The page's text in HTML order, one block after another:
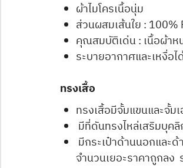
ผ้าไมโครเนื้อนุ่ม
ส่วนผสมเส้นใย : 100%
คุณสมบัติเด่น : เนื้อผ้าห
ระบายอากาศและเหงื่อ
ทรงเสื้อ
ทรงเสื้อมีจั้มแขนและจั้ม
มีที่ดันทรงไหล่เสริมบุค
มีกระเป๋าด้านนอกและด้
จำนวนเยอะราคาถูกล